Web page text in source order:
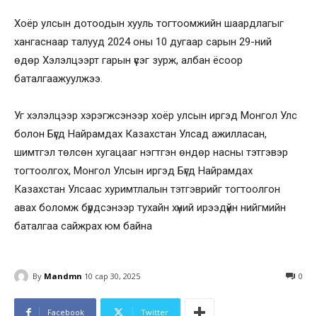
Хоёр улсын дотоодын хууль тогтоомжийн шаардлагыг
хангаснаар талууд 2024 оны 10 дугаар сарын 29-ний
өдөр Хэлэлцээрт гарын үсэг зурж, албан ёсоор
баталгаажуулжээ.
Уг хэлэлцээр хэрэгжсэнээр хоёр улсын иргэд Монгол Улс
болон Бүгд Найрамдах Казахстан Улсад ажилласан,
шимтгэл төлсөн хугацааг нэгтгэн өндөр насны тэтгэвэр
тогтоолгох, Монгол Улсын иргэд Бүгд Найрамдах
Казахстан Улсаас хуримтлалын тэтгэврийг тогтоолгон
авах боломж бүрдсэнээр тухайн хүний ирээдүйн нийгмийн
баталгаа сайжрах юм байна
By Mandmn 10 сар 30, 2025 0
Facebook Twitter